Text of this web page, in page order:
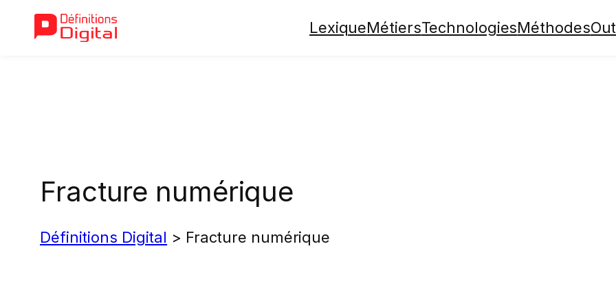
LexiqueMétiersTechnologiesMéthodes
Fracture numérique
Définitions Digital > Fracture numérique